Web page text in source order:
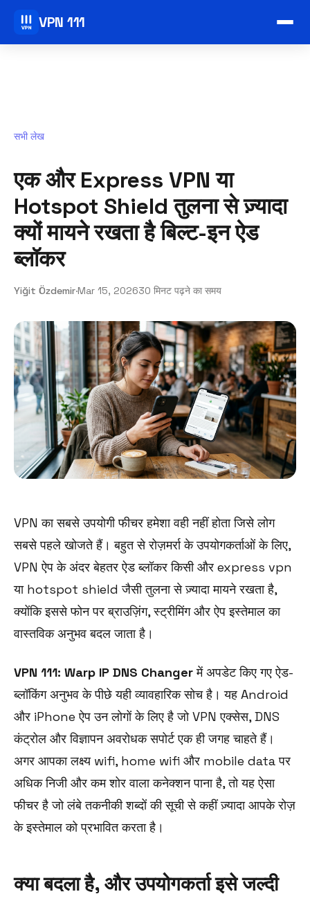
VPN 111
सभी लेख
एक और Express VPN या
Hotspot Shield तुलना से ज़्यादा
क्यों मायने रखता है बिल्ट-इन ऐड
ब्लॉकर
Yiğit Özdemir·Mar 15, 202630 मिनट पढ़ने का समय
VPN का सबसे उपयोगी फीचर हमेशा वही नहीं होता जिसे लोग
सबसे पहले खोजते हैं। बहुत से रोज़मर्रा के उपयोगकर्ताओं के लिए,
VPN ऐप के अंदर बेहतर ऐड ब्लॉकर किसी और express vpn
या hotspot shield जैसी तुलना से ज़्यादा मायने रखता है,
क्योंकि इससे फोन पर ब्राउज़िंग, स्ट्रीमिंग और ऐप इस्तेमाल का
वास्तविक अनुभव बदल जाता है।
VPN 111: Warp IP DNS Changerमें अपडेट किए गए ऐड-
ब्लॉकिंग अनुभव के पीछे यही व्यावहारिक सोच है। यह Android
और iPhone ऐप उन लोगों के लिए है जो VPN एक्सेस, DNS
कंट्रोल और विज्ञापन अवरोधक सपोर्ट एक ही जगह चाहते हैं।
अगर आपका लक्ष्य wifi, home wifi और mobile data पर
अधिक निजी और कम शोर वाला कनेक्शन पाना है, तो यह ऐसा
फीचर है जो लंबे तकनीकी शब्दों की सूची से कहीं ज़्यादा आपके रोज़
के इस्तेमाल को प्रभावित करता है।
क्या बदला है, और उपयोगकर्ता इसे जल्दी